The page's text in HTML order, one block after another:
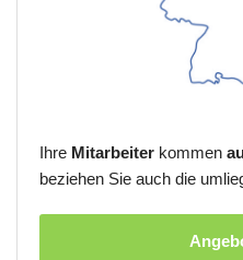
Ihre Mitarbeiter kommen
beziehen Sie auch die